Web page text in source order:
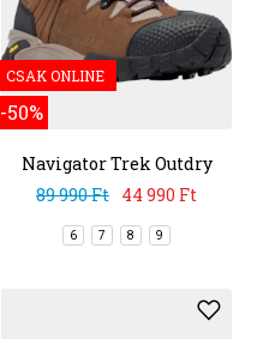
CSAK ONLINE
-50%
Navigator Trek Outdry
LTR
89 990 Ft 44 990 Ft
6 7 8 9